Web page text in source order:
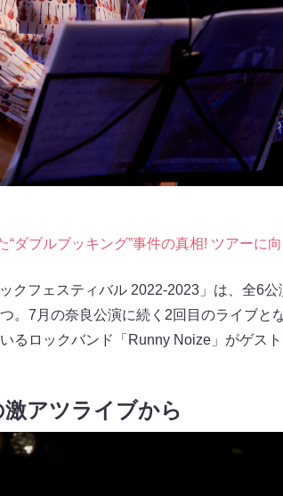
ダブルブッキング”事件の真相! ツアーに
クフェスティバル 2022-2023」は、全6
。7月の奈良公演に続く2回目のライブと
るロックバンド「Runny Noize」がゲスト
アツライブから